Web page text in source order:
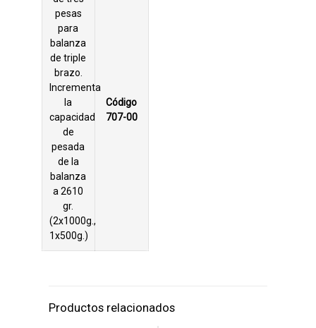
pesas
para
balanza
de triple
brazo.
Incrementa
la
capacidad
de
pesada
de la
balanza
a 2610
gr.
(2x1000g.,
1x500g.)
Código
707-00
Productos relacionados